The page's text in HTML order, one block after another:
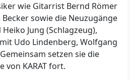
wie Gitarrist Bernd Römer
sowie die Neuzugänge
Jung (Schlagzeug),
Udo Lindenberg, Wolfgang
setzen sie die
von KARAT fort.